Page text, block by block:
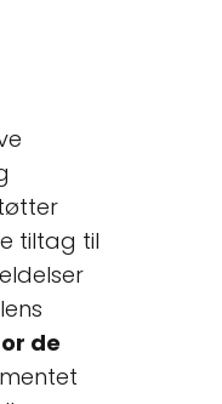
tiltag til
de